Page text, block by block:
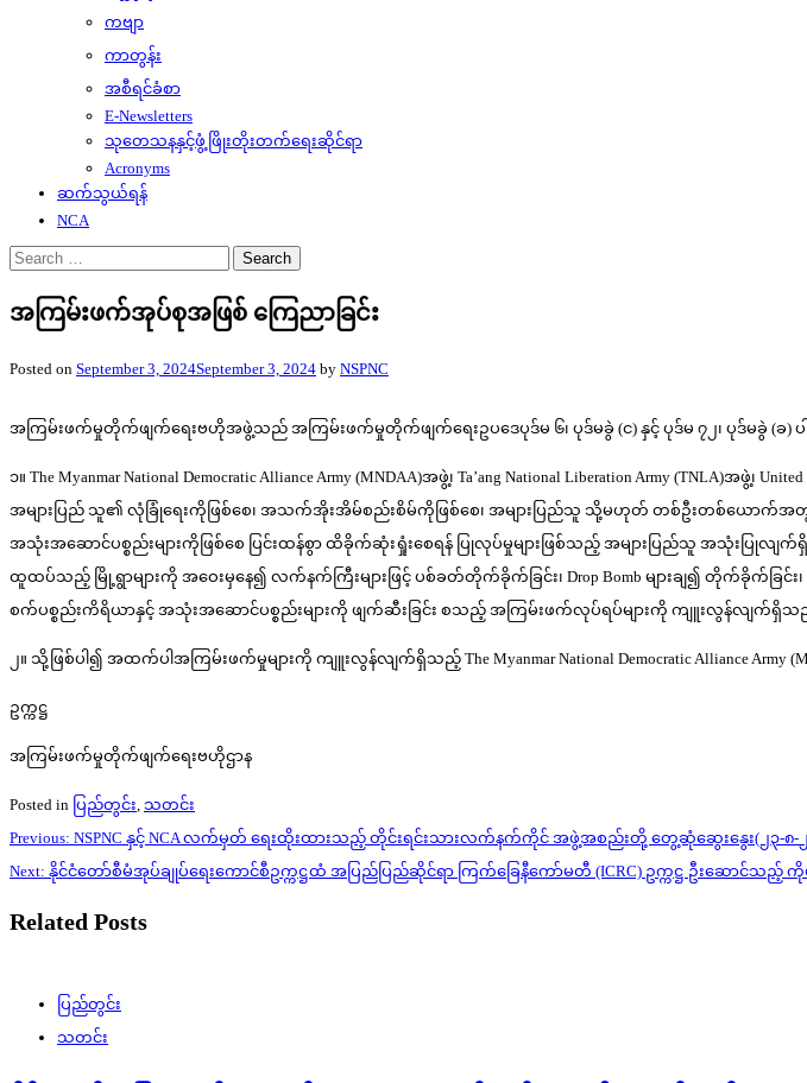
ကဗျာ
ကာတွန်း
အစီရင်ခံစာ
E-Newsletters
သုတေသနနှင့်ဖွံ့ဖြိုးတိုးတက်ရေးဆိုင်ရာ
Acronyms
ဆက်သွယ်ရန်
NCA
Search
for:
အကြမ်းဖက်အုပ်စုအဖြစ် ကြေညာခြင်း
Posted on September 3, 2024September 3, 2024 by NSPNC
အကြမ်းဖက်မှုတိုက်ဖျက်ရေးဗဟိုအဖွဲ့သည် အကြမ်းဖက်မှုတိုက်ဖျက်ရေးဥပဒေပုဒ်မ ၆၊ ပုဒ်မခွဲ (င) နှင့် ပုဒ်မ ၇၂၊ ပုဒ်မခွဲ
၁။ The Myanmar National Democratic Alliance Army (MNDAA)အဖွဲ့၊ Ta’ang National Liberation Army
အများပြည် သူ၏ လုံခြုံရေးကိုဖြစ်စေ၊ အသက်အိုးအိမ်စည်းစိမ်ကိုဖြစ်စေ၊ အများပြည်သူ သို့မဟုတ် တစ်ဦးတစ်ယောက်အ
အသုံးအဆောင်ပစ္စည်းများကိုဖြစ်စေ ပြင်းထန်စွာ ထိခိုက်ဆုံးရှုံးစေရန် ပြုလုပ်မှုများဖြစ်သည့် အများပြည်သူ အသုံးပြုလျ
ထူထပ်သည့် မြို့ရွာများကို အဝေးမှနေ၍ လက်နက်ကြီးများဖြင့် ပစ်ခတ်တိုက်ခိုက်ခြင်း၊ Drop Bomb များချ၍ တိုက်ခိုက်ခြ
စက်ပစ္စည်းကိရိယာနှင့် အသုံးအဆောင်ပစ္စည်းများကို ဖျက်ဆီးခြင်း စသည့် အကြမ်းဖက်လုပ်ရပ်များကို ကျူးလွန်လျက်ရှိ
၂။ သို့ဖြစ်ပါ၍ အထက်ပါအကြမ်းဖက်မှုများကို ကျူးလွန်လျက်ရှိသည့် The Myanmar National Democratic Alliance
ဥက္ကဋ္ဌ
အကြမ်းဖက်မှုတိုက်ဖျက်ရေးဗဟိုဌာန
Posted in ပြည်တွင်း, သတင်း
Post
navigation
Previous: NSPNC နှင့် NCA လက်မှတ် ရေးထိုးထားသည့် တိုင်းရင်းသားလက်နက်ကိုင် အဖွဲ့အစည်းတို့ တွေ့ဆုံဆွေးနွေး(၂၃-၈-
Next: နိုင်ငံတော်စီမံအုပ်ချုပ်ရေးကောင်စီဥက္ကဋ္ဌထံ အပြည်ပြည်ဆိုင်ရာ ကြက်ခြေနီကော်မတီ (ICRC) ဥက္ကဋ္ဌ ဦးဆောင်
Related Posts
ပြည်တွင်း
သတင်း